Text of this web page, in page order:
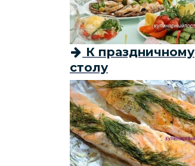
К праздничному
столу